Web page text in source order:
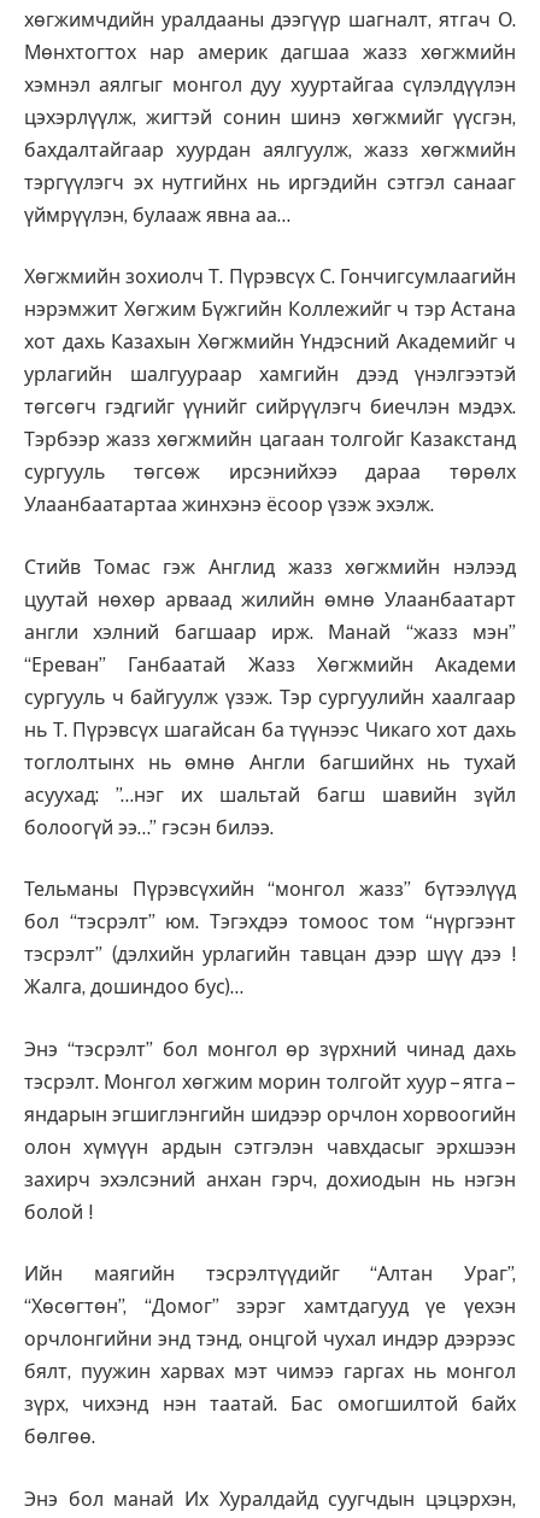
хөгжимчдийн уралдааны дээгүүр шагналт, ятгач О.
Мөнхтогтох нар америк дагшаа жазз хөгжмийн
хэмнэл аялгыг монгол дуу хууртайгаа сүлэлдүүлэн
цэхэрлүүлж, жигтэй сонин шинэ хөгжмийг үүсгэн,
бахдалтайгаар хуурдан аялгуулж, жазз хөгжмийн
тэргүүлэгч эх нутгийнх нь иргэдийн сэтгэл санааг
үймрүүлэн, булааж явна аа…
Хөгжмийн зохиолч Т. Пүрэвсүх С. Гончигсумлаагийн
нэрэмжит Хөгжим Бүжгийн Коллежийг ч тэр Астана
хот дахь Казахын Хөгжмийн Үндэсний Академийг ч
урлагийн шалгуураар хамгийн дээд үнэлгээтэй
төгсөгч гэдгийг үүнийг сийрүүлэгч биечлэн мэдэх.
Тэрбээр жазз хөгжмийн цагаан толгойг Казакстанд
сургууль төгсөж ирсэнийхээ дараа төрөлх
Улаанбаатартаа жинхэнэ ёсоор үзэж эхэлж.
Стийв Томас гэж Англид жазз хөгжмийн нэлээд
цуутай нөхөр арваад жилийн өмнө Улаанбаатарт
англи хэлний багшаар ирж. Манай “жазз мэн”
“Ереван” Ганбаатай Жазз Хөгжмийн Академи
сургууль ч байгуулж үзэж. Тэр сургуулийн хаалгаар
нь Т. Пүрэвсүх шагайсан ба түүнээс Чикаго хот дахь
тоглолтынх нь өмнө Англи багшийнх нь тухай
асуухад: ”…нэг их шальтай багш шавийн зүйл
болоогүй ээ…” гэсэн билээ.
Тельманы Пүрэвсүхийн “монгол жазз” бүтээлүүд
бол “тэсрэлт” юм. Тэгэхдээ томоос том “нүргээнт
тэсрэлт” (дэлхийн урлагийн тавцан дээр шүү дээ !
Жалга, дошиндоо бус)…
Энэ “тэсрэлт” бол монгол өр зүрхний чинад дахь
тэсрэлт. Монгол хөгжим морин толгойт хуур – ятга –
яндарын эгшиглэнгийн шидээр орчлон хорвоогийн
олон хүмүүн ардын сэтгэлэн чавхдасыг эрхшээн
захирч эхэлсэний анхан гэрч, дохиодын нь нэгэн
болой !
Ийн маягийн тэсрэлтүүдийг “Алтан Ураг”,
“Хөсөгтөн”, “Домог” зэрэг хамтдагууд үе үехэн
орчлонгийни энд тэнд, онцгой чухал индэр дээрээс
бялт, пуужин харвах мэт чимээ гаргах нь монгол
зүрх, чихэнд нэн таатай. Бас омогшилтой байх
бөлгөө.
Энэ бол манай Их Хуралдайд суугчдын цэцэрхэн,